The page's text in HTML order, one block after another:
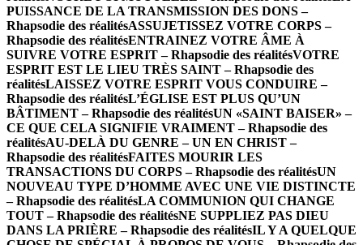
PUISSANCE DE LA TRANSMISSION DES DONS –
Rhapsodie des réalitésASSUJETISSEZ VOTRE CORPS –
Rhapsodie des réalitésENTRAINEZ VOTRE ÂME À
SUIVRE VOTRE ESPRIT – Rhapsodie des réalitésVOTRE
ESPRIT EST LE LIEU TRÈS SAINT – Rhapsodie des
réalitésLAISSEZ VOTRE ESPRIT VOUS CONDUIRE –
Rhapsodie des réalitésL’ÉGLISE EST PLUS QU’UN
BÂTIMENT – Rhapsodie des réalitésUN «SAINT BAISER» –
CE QUE CELA SIGNIFIE VRAIMENT – Rhapsodie des
réalitésAU-DELÀ DU GENRE – UN EN CHRIST –
Rhapsodie des réalitésFAITES MOURIR LES
TRANSACTIONS DU CORPS – Rhapsodie des réalitésUN
NOUVEAU TYPE D’HOMME AVEC UNE VIE DISTINCTE
– Rhapsodie des réalitésLA COMMUNION QUI CHANGE
TOUT – Rhapsodie des réalitésNE SUPPLIEZ PAS DIEU
DANS LA PRIÈRE – Rhapsodie des réalitésIL Y A QUELQUE